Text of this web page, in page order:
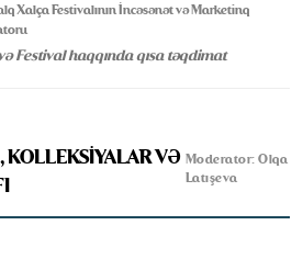
Xalça Festivalının İncəsənət və Marketinq
Festival haqqında qısa təqdimat
KOLLEKSİYALAR VƏ Moderator: Olqa
Latışeva